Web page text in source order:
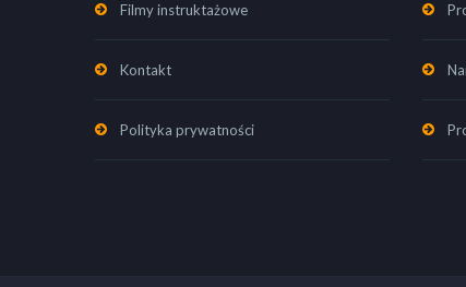
Filmy instruktażowe
Kontakt
Polityka prywatności